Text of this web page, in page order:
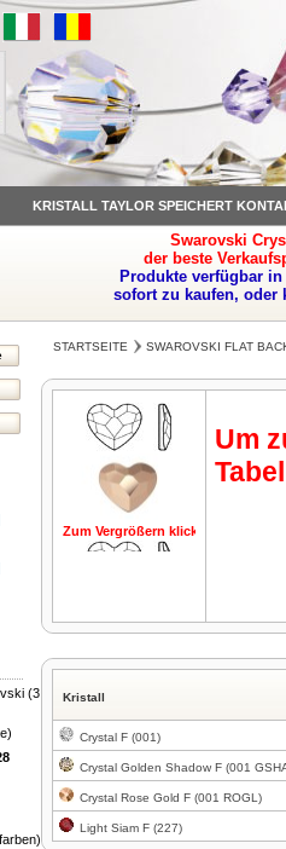
KRISTALL TAYLOR SPEICHERT
Swarovski
der beste
Produkte verfügbar
sofort zu kaufen, oder
(3
STARTSEITE SWAROVSKI FLAT
Zum Vergrößern klicken
Zum Vergrößern klicken
Um
Kristall
Crystal F (001)
Crystal Golden Shadow F (001
Crystal Rose Gold F (001 ROGL)
Light Siam F (227)